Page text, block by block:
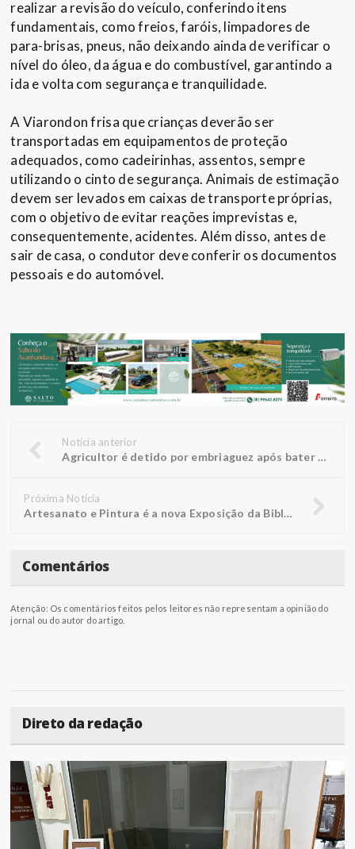
realizar a revisão do veículo, conferindo itens
fundamentais, como freios, faróis, limpadores de
para-brisas, pneus, não deixando ainda de verificar o
nível do óleo, da água e do combustível, garantindo a
ida e volta com segurança e tranquilidade.
A Viarondon frisa que crianças deverão ser
transportadas em equipamentos de proteção
adequados, como cadeirinhas, assentos, sempre
utilizando o cinto de segurança. Animais de estimação
devem ser levados em caixas de transporte próprias,
com o objetivo de evitar reações imprevistas e,
consequentemente, acidentes. Além disso, antes de
sair de casa, o condutor deve conferir os documentos
pessoais e do automóvel.
Notícia anterior
Agricultor é detido por embriaguez após bater veículo na traseira de outro
Próxima Notícia
Artesanato e Pintura é a nova Exposição da Biblioteca FUNEPE
Comentários
Atenção: Os comentários feitos pelos leitores não representam a opinião do
jornal ou do autor do artigo.
Direto da redação